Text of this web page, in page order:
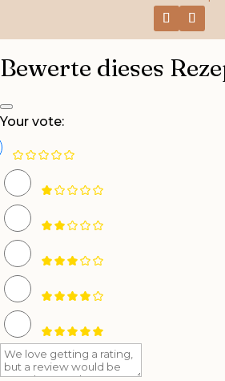
Bewerte dieses
Your vote: